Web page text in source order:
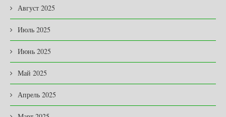
Август 2025
Июль 2025
Июнь 2025
Май 2025
Апрель 2025